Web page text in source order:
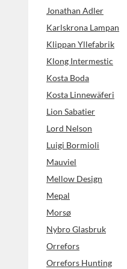
Jonathan Adler
Karlskrona Lampan
Klippan Yllefabrik
Klong Intermestic
Kosta Boda
Kosta Linnewäferi
Lion Sabatier
Lord Nelson
Luigi Bormioli
Mauviel
Mellow Design
Mepal
Morsø
Nybro Glasbruk
Orrefors
Orrefors Hunting